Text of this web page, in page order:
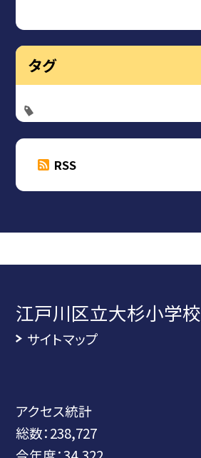
タグ
RSS
江戸川区立大杉小学校
サイトマップ
アクセス統計
総数：238,727